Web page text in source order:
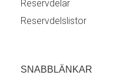
Reservdelar
Reservdelslistor
SNABBLÄNKAR